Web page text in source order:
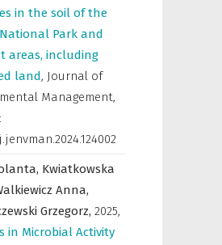
in the soil of the
Park and
areas, including
land, Journal of
Management,
Kwiatkowska
Anna,
Grzegorz, 2025,
in Microbial Activity